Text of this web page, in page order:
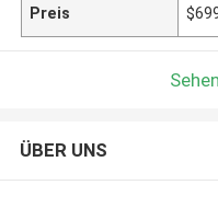
Preis
ÜBER UNS